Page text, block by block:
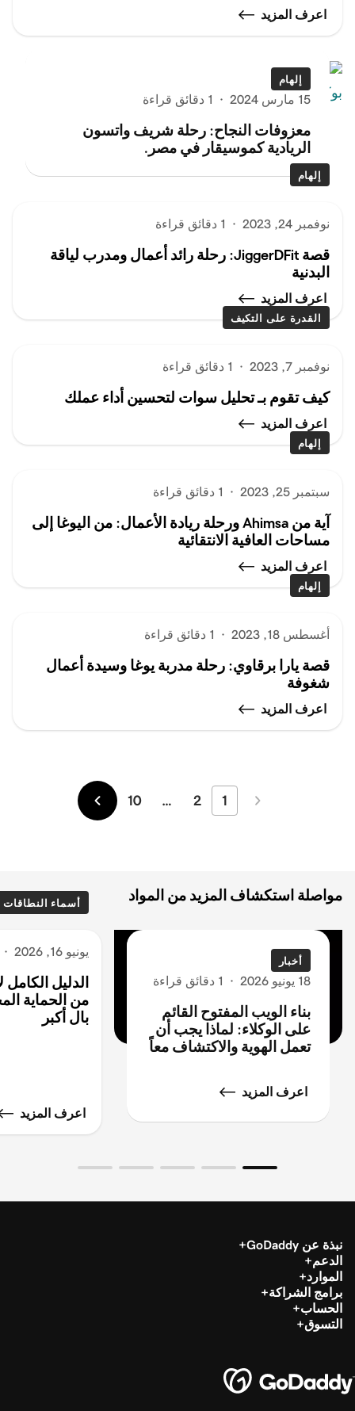
اعرف المزيد
إلهام
15 مارس 2024 · 1 دقائق قراءة
معزوفات النجاح: رحلة شريف واتسون
الريادية كموسيقار في مصر.
إلهام
نوفمبر 24, 2023 · 1 دقائق قراءة
قصة JiggerDFit: رحلة رائد أعمال ومدرب لياقة
البدنية
اعرف المزيد
القدرة على التكيف
نوفمبر 7, 2023 · 1 دقائق قراءة
كيف تقوم بـ تحليل سوات لتحسين أداء عملك
اعرف المزيد
إلهام
سبتمبر 25, 2023 · 1 دقائق قراءة
آية من Ahimsa ورحلة ريادة الأعمال: من اليوغا إلى
مساحات العافية الانتقائية
اعرف المزيد
إلهام
أغسطس 18, 2023 · 1 دقائق قراءة
قصة يارا برقاوي: رحلة مدربة يوغا وسيدة أعمال
شغوفة
اعرف المزيد
الأحدث
1
2
…
10
الأقدم
مواصلة استكشاف المزيد من المواد
أخبار
18 يونيو 2026 · 1 دقائق قراءة
بناء الويب المفتوح القائم
على الوكلاء: لماذا يجب أن
تعمل الهوية والاكتشاف معاً
اعرف المزيد
أسماء النطاقات
يونيو 16, 2026 ·
الدليل
من الحماية
بال أكبر
اعرف المزيد
نبذة عن GoDaddy
الدعم
الموارد
برامج الشراكة
الحساب
التسوق